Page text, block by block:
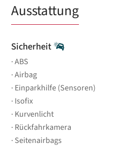
Ausstattung
Sicherheit
ABS
Airbag
Einparkhilfe (Sensoren)
Isofix
Kurvenlicht
Rückfahrkamera
Seitenairbags